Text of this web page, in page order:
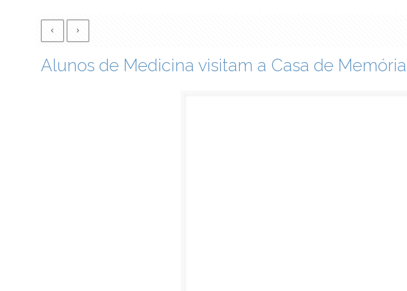
Alunos de Medicina visitam a Casa de